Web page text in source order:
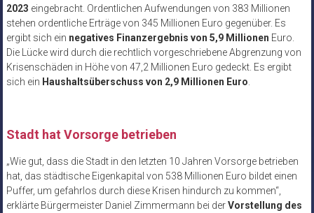
2023 eingebracht. Ordentlichen Aufwendungen von 383 Millionen
stehen ordentliche Erträge von 345 Millionen Euro gegenüber. Es
ergibt sich ein negatives Finanzergebnis von 5,9 Millionen Euro.
Die Lücke wird durch die rechtlich vorgeschriebene Abgrenzung von
Krisenschäden in Höhe von 47,2 Millionen Euro gedeckt. Es ergibt
sich ein Haushaltsüberschuss von 2,9 Millionen Euro
Stadt hat Vorsorge betrieben
„Wie gut, dass die Stadt in den letzten 10 Jahren Vorsorge betrieben
hat, das städtische Eigenkapital von 538 Millionen Euro bildet einen
Puffer, um gefahrlos durch diese Krisen hindurch zu kommen“,
erklärte Bürgermeister Daniel Zimmermann bei derVorstellung des